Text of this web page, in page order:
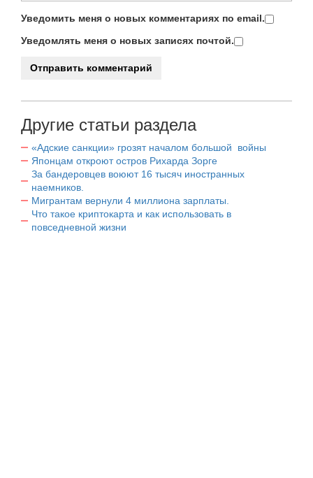
Уведомить меня о новых комментариях по email.
Уведомлять меня о новых записях почтой.
Другие статьи раздела
«Адские санкции» грозят началом большой войны
Японцам откроют остров Рихарда Зорге
За бандеровцев воюют 16 тысяч иностранных
наемников.
Мигрантам вернули 4 миллиона зарплаты.
Что такое криптокарта и как использовать в
повседневной жизни